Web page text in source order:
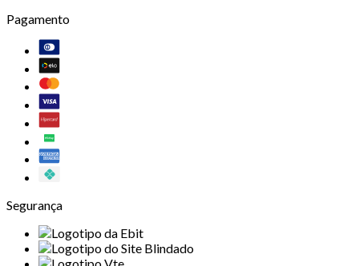
Pagamento
Segurança